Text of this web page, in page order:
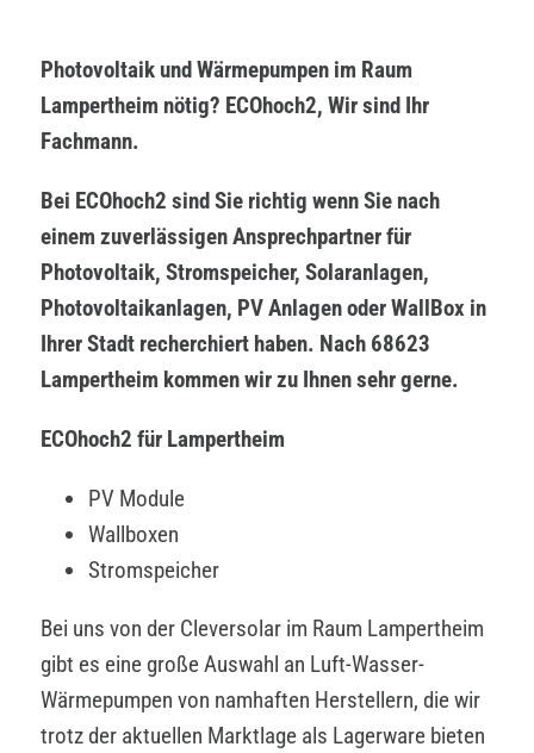
Photovoltaik und Wärmepumpen im Raum
Lampertheim nötig? ECOhoch2, Wir sind Ihr
Fachmann.
Bei ECOhoch2 sind Sie richtig wenn Sie nach
einem zuverlässigen Ansprechpartner für
Photovoltaik, Stromspeicher, Solaranlagen,
Photovoltaikanlagen, PV Anlagen oder WallBox in
Ihrer Stadt recherchiert haben. Nach 68623
Lampertheim kommen wir zu Ihnen sehr gerne.
ECOhoch2 für Lampertheim
PV Module
Wallboxen
Stromspeicher
Bei uns von der Cleversolar im Raum Lampertheim
gibt es eine große Auswahl an Luft-Wasser-
Wärmepumpen von namhaften Herstellern, die wir
trotz der aktuellen Marktlage als Lagerware bieten